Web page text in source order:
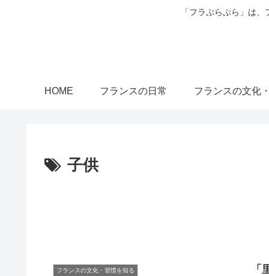
「フラぷらぷら」は
HOME フランスの日常 フランスの文化
子供
フランスの文化・習慣を知る